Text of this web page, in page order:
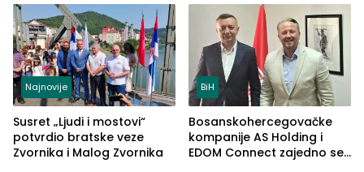
(FOTO)
Najnovije
Susret „Ljudi i mostovi“
potvrdio bratske veze
Zvornika i Malog Zvornika
BiH
Bosanskohercegovačke
kompanije AS Holding i
EDOM Connect zajedno se